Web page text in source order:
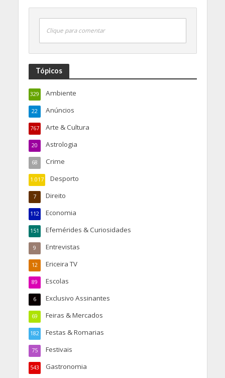
Clique para comentar
Tópicos
Ambiente
329
Anúncios
22
Arte & Cultura
767
Astrologia
20
Crime
68
Desporto
1.017
Direito
7
Economia
112
Efemérides & Curiosidades
151
Entrevistas
9
Ericeira TV
12
Escolas
89
Exclusivo Assinantes
6
Feiras & Mercados
69
Festas & Romarias
182
Festivais
75
Gastronomia
543